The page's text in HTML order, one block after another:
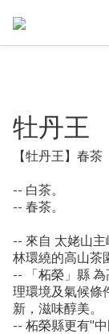
牡丹王
【牡丹王】春茶
-- 白茶。
-- 春茶。
-- 來自 太姥山
林環繞的高山茶
-- 「柘榮」縣
理環境及氣候條
新，滋味醇美。
-- 柘榮縣更有"